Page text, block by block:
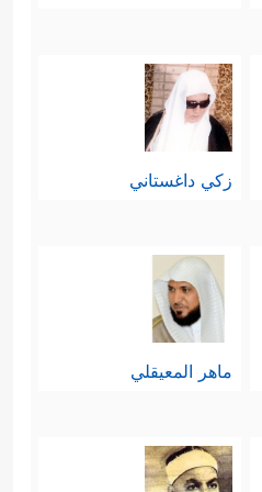
خُذُواْ حِذۡرَكُمۡ﴾والحذر هنا:
التام والدائم لكلّ
الأسلوب القرآني
وكأنَّه أمر
سرعة التنفيذ.
الذي ينبغي
جزءًا من شخصية
زكي داغستاني
ماهر المعيقلي